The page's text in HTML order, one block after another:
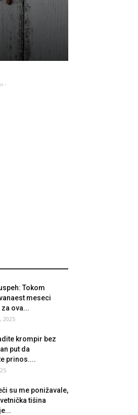
-
Tokom
meseci
ova...
2025
krompir bez
put da
prinos....
su me ponižavale,
tišina